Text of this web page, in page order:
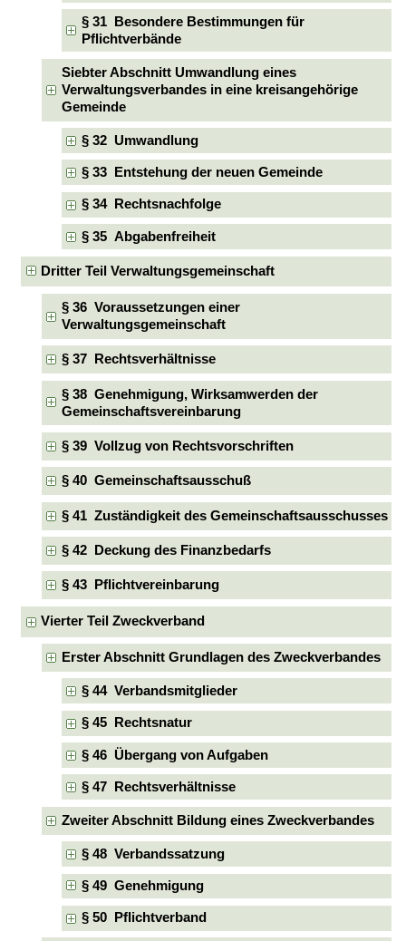
§ 31 Besondere Bestimmungen für
Pflichtverbände
Siebter Abschnitt Umwandlung eines
Verwaltungsverbandes in eine kreisangehörige
Gemeinde
§ 32 Umwandlung
§ 33 Entstehung der neuen Gemeinde
§ 34 Rechtsnachfolge
§ 35 Abgabenfreiheit
Dritter Teil Verwaltungsgemeinschaft
§ 36 Voraussetzungen einer
Verwaltungsgemeinschaft
§ 37 Rechtsverhältnisse
§ 38 Genehmigung, Wirksamwerden der
Gemeinschaftsvereinbarung
§ 39 Vollzug von Rechtsvorschriften
§ 40 Gemeinschaftsausschuß
§ 41 Zuständigkeit des Gemeinschaftsausschusses
§ 42 Deckung des Finanzbedarfs
§ 43 Pflichtvereinbarung
Vierter Teil Zweckverband
Erster Abschnitt Grundlagen des Zweckverbandes
§ 44 Verbandsmitglieder
§ 45 Rechtsnatur
§ 46 Übergang von Aufgaben
§ 47 Rechtsverhältnisse
Zweiter Abschnitt Bildung eines Zweckverbandes
§ 48 Verbandssatzung
§ 49 Genehmigung
§ 50 Pflichtverband